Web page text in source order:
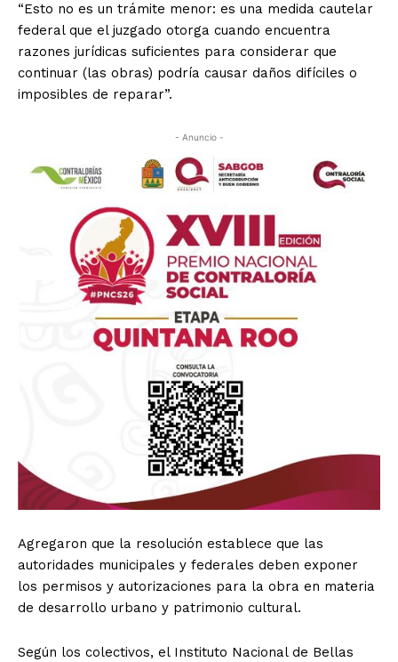
“Esto no es un trámite menor: es una medida cautelar
federal que el juzgado otorga cuando encuentra
razones jurídicas suficientes para considerar que
continuar (las obras) podría causar daños difíciles o
imposibles de reparar”.
- Anuncio -
Agregaron que la resolución establece que las
autoridades municipales y federales deben exponer
los permisos y autorizaciones para la obra en materia
de desarrollo urbano y patrimonio cultural.
Según los colectivos, el Instituto Nacional de Bellas